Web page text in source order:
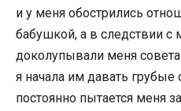
и у меня обострились
бабушкой, а в следствии
доколупывали меня
я начала им давать
постоянно пытается меня